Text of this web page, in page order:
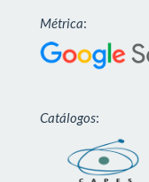
Métrica:
Catálogos: